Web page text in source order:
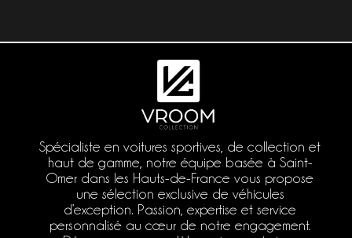
Spécialiste en voitures sportives, de collection et
haut de gamme, notre équipe basée à Saint-
Omer dans les Hauts-de-France vous propose
une sélection exclusive de véhicules
d’exception. Passion, expertise et service
personnalisé au cœur de notre engagement.